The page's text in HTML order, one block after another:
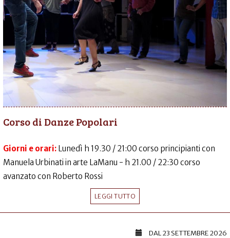
Corso di Danze Popolari
Giorni e orari: Lunedì h 19.30 / 21:00 corso principianti con
Manuela Urbinati in arte LaManu - h 21.00 / 22:30 corso
avanzato con Roberto Rossi
LEGGI TUTTO
DAL23 SETTEMBRE 2026